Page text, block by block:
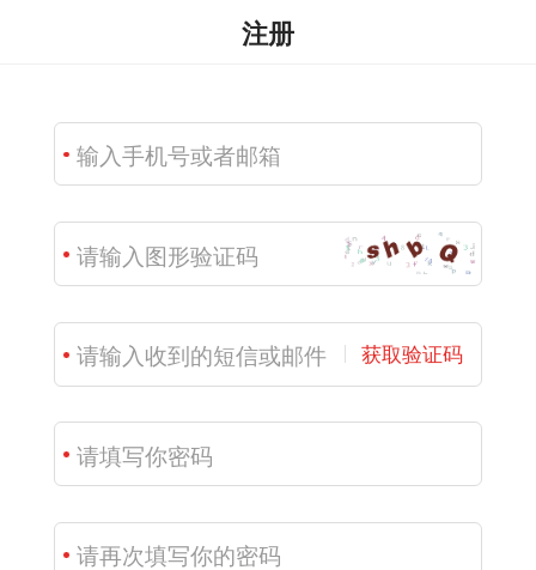
注册
获取验证码